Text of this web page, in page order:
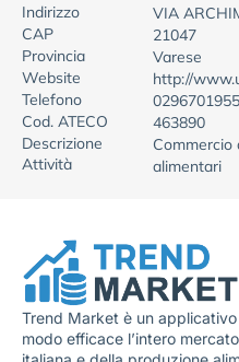
Indirizzo
VIA
CAP
21047
Provincia
Varese
Website
http://
Telefono
0296701955
Cod. ATECO
463890
Descrizione
Attività
alimentari
Trend Market è un
modo efficace l’intero